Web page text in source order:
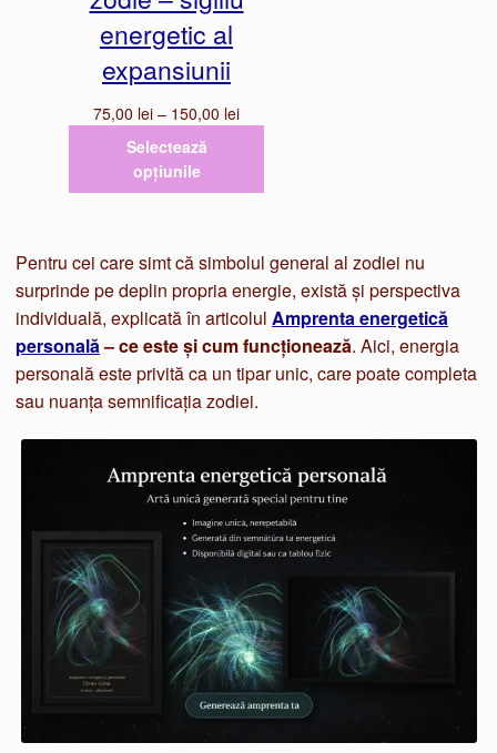
energetic al
expansiunii
75,00 lei – 150,00 leiInterval
150,00 lei
Selectează
opțiunile
Pentru cei care simt că simbolul general al zodiei nu
surprinde pe deplin propria energie, există și perspectiva
individuală, explicată în articolul Amprenta energetică
personală– ce este și cum funcționează. Aici, energia
personală este privită ca un tipar unic, care poate completa
sau nuanța semnificația zodiei.